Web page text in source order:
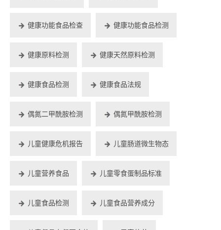
健康功能食品检查 健康功能食品检测
健康原料检测 健康天然原料检测
健康食品检测 健康食品法规
偶氮二甲酰胺检测 偶氮甲酰胺检测
儿童健康危机报告 儿童肠道微生物态
儿童营养食品 儿童零食蛋制品标准
儿童食品检测 儿童食品营养成分